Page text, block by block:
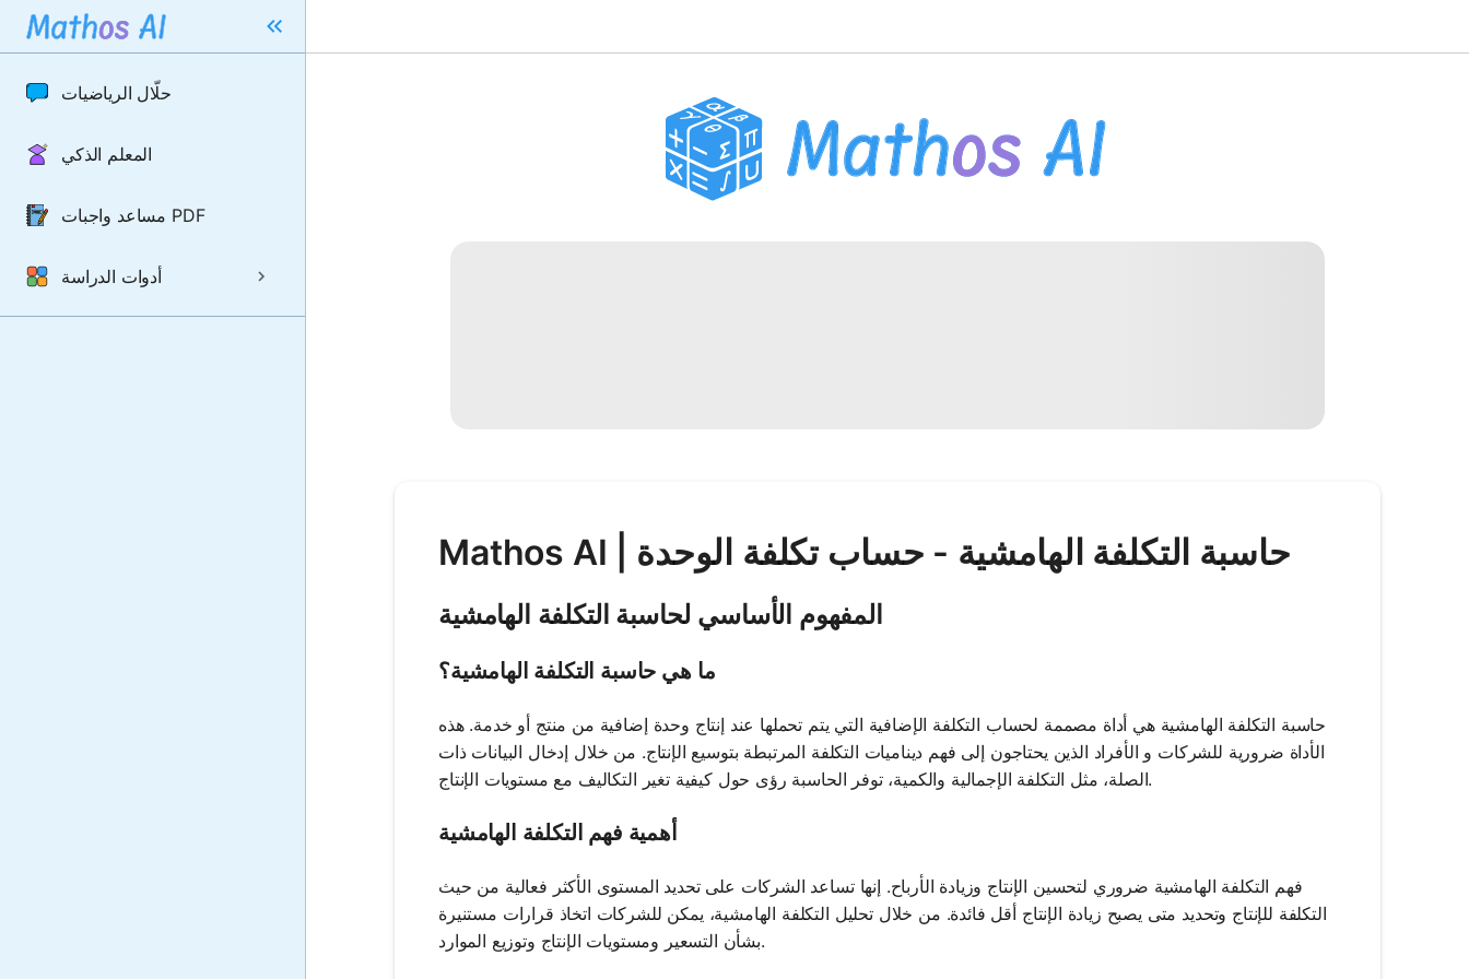
حلّال الرياضيات
المعلم الذكي
مساعد واجبات PDF
أدوات الدراسة
Mathos AI | حاسبة التكلفة الهامشية - حساب تكلفة الوحدة
المفهوم الأساسي لحاسبة التكلفة الهامشية
ما هي حاسبة التكلفة الهامشية؟
حاسبة التكلفة الهامشية هي أداة مصممة لحساب التكلفة الإضافية التي يتم تحملها عند إنتاج وحدة إضافية من منتج أو خدمة. هذه
الأداة ضرورية للشركات و الأفراد الذين يحتاجون إلى فهم ديناميات التكلفة المرتبطة بتوسيع الإنتاج. من خلال إدخال البيانات ذات
الصلة، مثل التكلفة الإجمالية والكمية، توفر الحاسبة رؤى حول كيفية تغير التكاليف مع مستويات الإنتاج.
أهمية فهم التكلفة الهامشية
فهم التكلفة الهامشية ضروري لتحسين الإنتاج وزيادة الأرباح. إنها تساعد الشركات على تحديد المستوى الأكثر فعالية من حيث
التكلفة للإنتاج وتحديد متى يصبح زيادة الإنتاج أقل فائدة. من خلال تحليل التكلفة الهامشية، يمكن للشركات اتخاذ قرارات مستنيرة
بشأن التسعير ومستويات الإنتاج وتوزيع الموارد.